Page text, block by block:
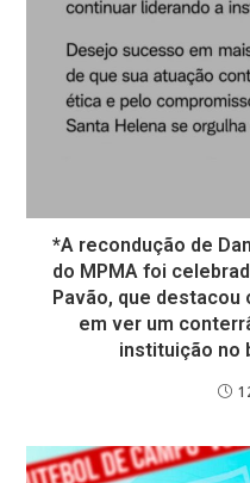
*A recondução de
do MPMA foi
Pavão, que destacou
em ver um
instituição no